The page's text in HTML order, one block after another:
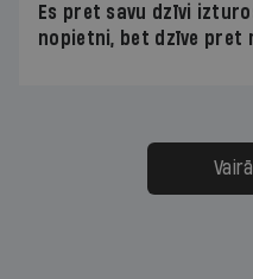
Es pret savu dzīvi
nopietni, bet dzīve pret